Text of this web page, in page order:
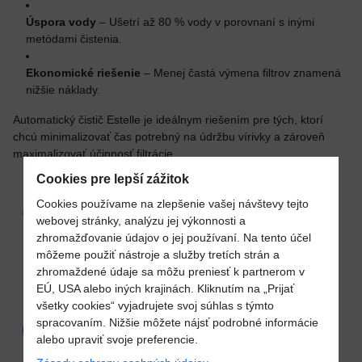
Úspora vody – Ušetrí až 80 % vody v porovnaní s inými
metódami čistenia.
Ekonomické riešenie – Menej častá výmena filtrov znamená
nižšie náklady.
Automatický čistič Estelle je ideálnym riešením pre tých, ktorí
chcú minimalizovať čas potrebný na údržbu vírivky a zároveň
maximalizovať účinnosť filtrácie.
ODPORÚČAME
20% Pridať k Obľúbeným
Cookies pre lepší zážitok
Cookies používame na zlepšenie vašej návštevy tejto
webovej stránky, analýzu jej výkonnosti a
zhromažďovanie údajov o jej používaní. Na tento účel
môžeme použiť nástroje a služby tretích strán a
zhromaždené údaje sa môžu preniesť k partnerom v
EÚ, USA alebo iných krajinách. Kliknutím na „Prijať
všetky cookies“ vyjadrujete svoj súhlas s týmto
spracovaním. Nižšie môžete nájsť podrobné informácie
alebo upraviť svoje preferencie.